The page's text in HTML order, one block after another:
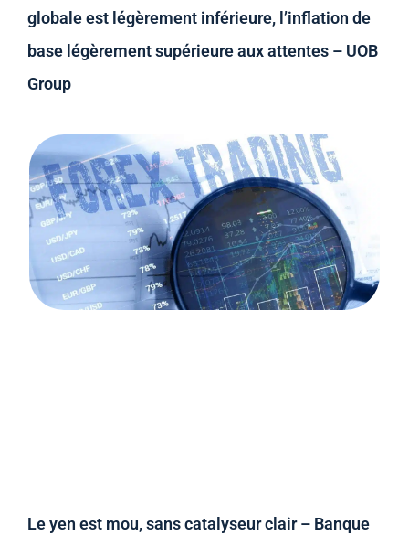
globale est légèrement inférieure, l’inflation de
base légèrement supérieure aux attentes – UOB
Group
Le yen est mou, sans catalyseur clair – Banque